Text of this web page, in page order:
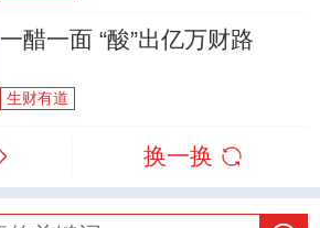
一醋一面 “酸”出亿万财路
生财有道
换一换